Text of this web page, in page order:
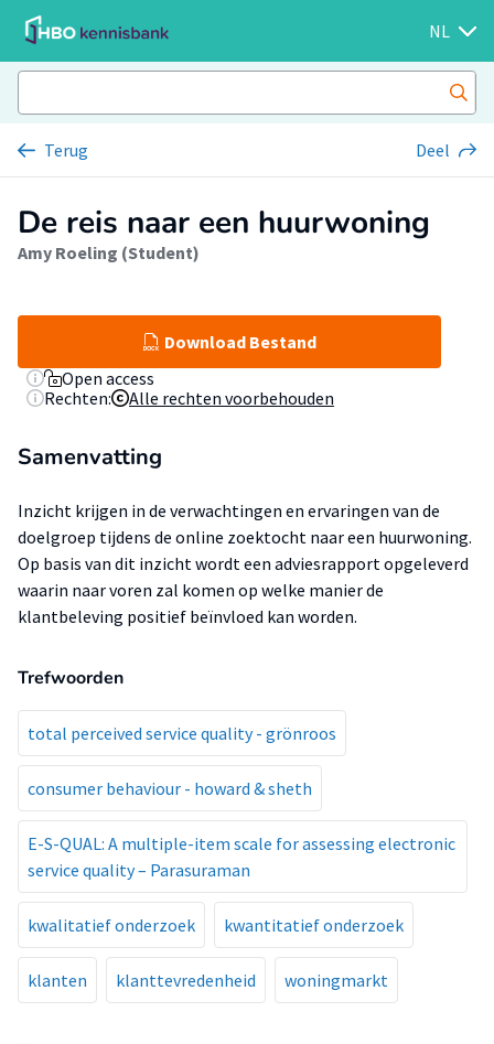
NL
Terug Deel
De reis naar een huurwoning
Amy Roeling (Student)
Download Bestand
Open access
Rechten:
Alle rechten voorbehouden
Samenvatting
Inzicht krijgen in de verwachtingen en ervaringen van de
doelgroep tijdens de online zoektocht naar een huurwoning.
Op basis van dit inzicht wordt een adviesrapport opgeleverd
waarin naar voren zal komen op welke manier de
klantbeleving positief beïnvloed kan worden.
Trefwoorden
total perceived service quality - grönroos
consumer behaviour - howard & sheth
E-S-QUAL: A multiple-item scale for assessing electronic
service quality – Parasuraman
kwalitatief onderzoek kwantitatief onderzoek
klanten klanttevredenheid woningmarkt